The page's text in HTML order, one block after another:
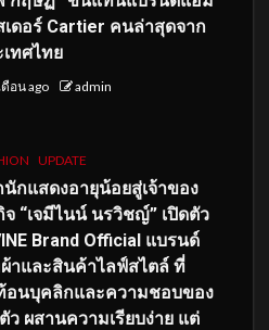
เดอร์ Cartier คนล่าสุดจาก
เทศไทย
อน ago admin
UPDATE
นักแสดงอายุน้อยสู่เจ้าของ
จ “เจมีไนน์ นรวิชญ์” เปิดตัว
Brand Official แบรนด์
ผ้าและสินค้าไลฟ์สไตล์ ที่
อนบุคลิกและความชอบของ
ตัว ผสานความเรียบง่าย แต่